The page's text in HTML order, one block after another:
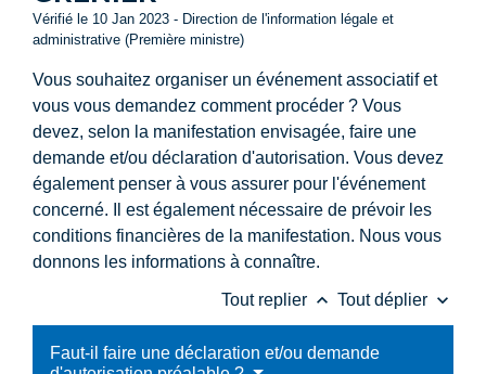
Vérifié le 10 Jan 2023 - Direction de l'information légale et
administrative (Première ministre)
Vous souhaitez organiser un événement associatif et
vous vous demandez comment procéder ? Vous
devez, selon la manifestation envisagée, faire une
demande et/ou déclaration d'autorisation. Vous devez
également penser à vous assurer pour l'événement
concerné. Il est également nécessaire de prévoir les
conditions financières de la manifestation. Nous vous
donnons les informations à connaître.
Tout replier keyboard_arrow_up Tout déplier keyboard_arrow_down
Faut-il faire une déclaration et/ou demande